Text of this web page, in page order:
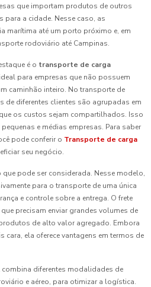
que importam produtos de outros
a cidade. Nesse caso, as
marítima até um porto próximo e, em
rodoviário até Campinas.
é o transporte de carga
para empresas que não possuem
caminhão inteiro. No transporte de
de diferentes clientes são agrupadas em
os custos sejam compartilhados. Isso
e médias empresas. Para saber
pode conferir o Transporte de carga
seu negócio.
que pode ser considerada. Nesse modelo,
para o transporte de uma única
e controle sobre a entrega. O frete
precisam enviar grandes volumes de
de alto valor agregado. Embora
ela oferece vantagens em termos de
combina diferentes modalidades de
e aéreo, para otimizar a logística.